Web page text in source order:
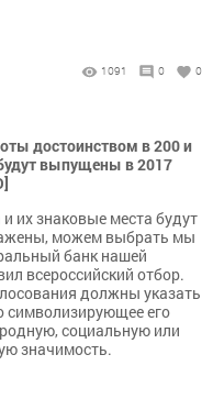
1091 0 0
достоинством в 200 и
выпущены в 2017
их знаковые места будут
можем выбрать мы
банк нашей
всероссийский отбор.
должны указать
символизирующее его
социальную или
значимость.